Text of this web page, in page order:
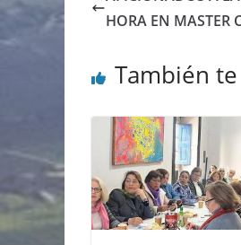
HORA EN MASTER
También